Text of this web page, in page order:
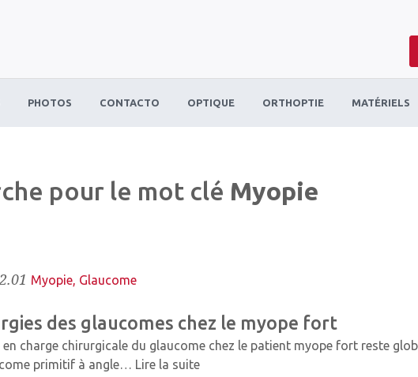
PHOTOS CONTACTO OPTIQUE ORTHOPTIE MATÉRIELS
pour le mot clé Myopie
Myopie, Glaucome
des glaucomes chez le myope fort
en charge chirurgicale du glaucome chez le patient myope fort reste
primitif à angle… Lire la suite